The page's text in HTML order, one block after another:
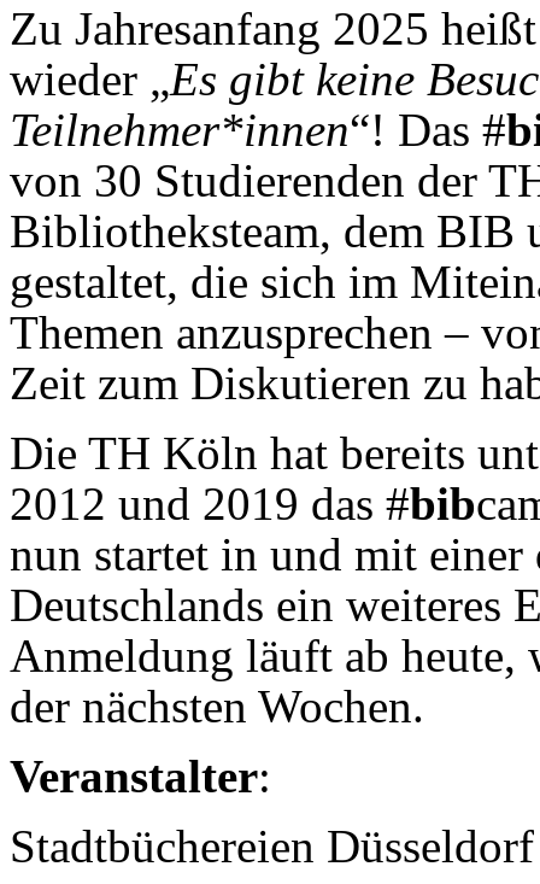
Zu Jahresanfang 2025
wieder „Es gibt keine
Teilnehmer*innen“! Das #
von 30 Studierenden der
Bibliotheksteam, dem BIB
gestaltet, die sich im
Themen anzusprechen –
Zeit zum Diskutieren zu
Die TH Köln hat bereits
2012 und 2019 das #bib
nun startet in und mit
Deutschlands ein weiteres
Anmeldung läuft ab
der nächsten Wochen.
Veranstalter:
Stadtbüchereien